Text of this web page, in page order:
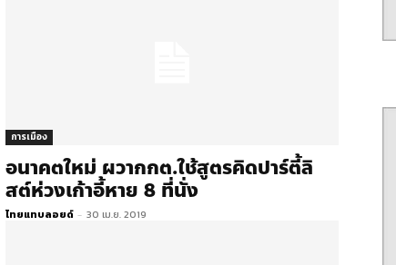
การเมือง
อนาคตใหม่ ผวากกต.ใช้สูตรคิดปาร์ตี้ลิ
สต์ห่วงเก้าอี้หาย 8 ที่นั่ง
ไทยแทบลอยด์ - 30 เม.ย. 2019